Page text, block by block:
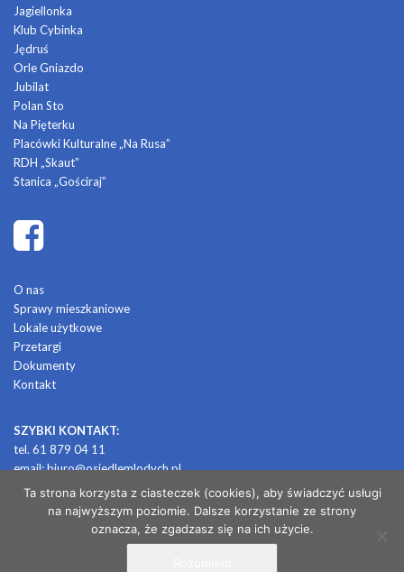
Jagiellonka
Klub Cybinka
Jędruś
Orle Gniazdo
Jubilat
Polan Sto
Na Pięterku
Placówki Kulturalne „Na Rusa”
RDH „Skaut”
Stanica „Gościraj”
O nas
Sprawy mieszkaniowe
Lokale użytkowe
Przetargi
Dokumenty
Kontakt
SZYBKI KONTAKT:
tel. 61 879 04 11
email:biuro@osiedlemlodych.pl
© 2026 OSIEDLE MŁODYCH
Ta strona korzysta z ciasteczek (cookies), aby świadczyć usługi
na najwyższym poziomie. Dalsze korzystanie ze strony
oznacza, że zgadzasz się na ich użycie.